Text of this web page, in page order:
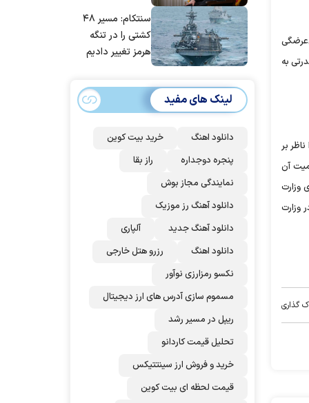
به
بر
آن
وزارت
وزارت
گذاری
مردم ایران استسنتکام: مسیر ۴۸
کشتی را در تنگه
هرمز تغییر دادیم
لینک های مفید
دانلود اهنگ
خرید بیت کوین
پنجره دوجداره
راز بقا
نمایندگی مجاز بوش
دانلود آهنگ رز‌ موزیک
دانلود آهنگ جدید
آلپاری
دانلود اهنگ
رزرو هتل خارجی
نکسو رمزارزی نوآور
مسموم سازی آدرس های ارز دیجیتال
ریپل در مسیر رشد
تحلیل قیمت کاردانو
خرید و فروش ارز سینتتیکس
قیمت لحظه ای بیت کوین